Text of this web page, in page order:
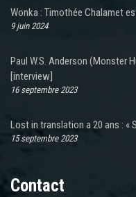
Wonka : Timothée Chalamet
9 juin 2024
Paul W.S. Anderson (Monster
[interview]
16 septembre 2023
Lost in translation a 20 ans : «
15 septembre 2023
Contact